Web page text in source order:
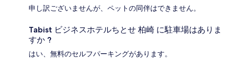
申し訳ございませんが、ペットの同伴はできません。
Tabist ビジネスホテルちとせ 柏崎 に駐車場はありま
すか ?
はい、無料のセルフパーキングがあります。